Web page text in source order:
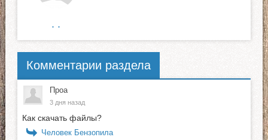
. .
Комментарии раздела
Проа
3 дня назад
Как скачать файлы?
Человек Бензопила